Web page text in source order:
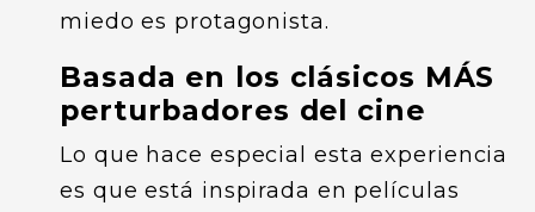
miedo es protagonista.
Basada en los clásicos MÁS
perturbadores del cine
Lo que hace especial esta experiencia
es que está inspirada en películas